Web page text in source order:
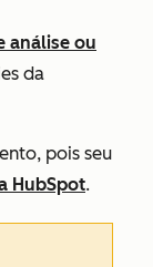
análise ou
da
pois seu
HubSpot.